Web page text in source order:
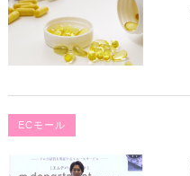
ECモール